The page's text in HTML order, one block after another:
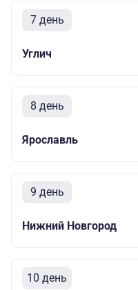
7 день
Углич
8 день
Ярославль
9 день
Нижний Новгород
10 день